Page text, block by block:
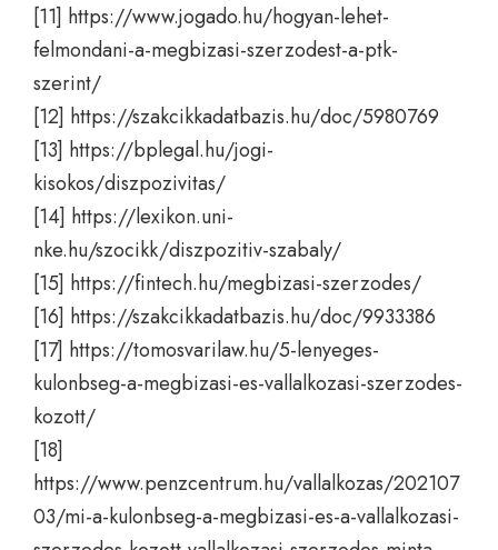
[11] https://www.jogado.hu/hogyan-lehet-
felmondani-a-megbizasi-szerzodest-a-ptk-
szerint/
[12] https://szakcikkadatbazis.hu/doc/5980769
[13] https://bplegal.hu/jogi-
kisokos/diszpozivitas/
[14] https://lexikon.uni-
nke.hu/szocikk/diszpozitiv-szabaly/
[15] https://fintech.hu/megbizasi-szerzodes/
[16] https://szakcikkadatbazis.hu/doc/9933386
[17] https://tomosvarilaw.hu/5-lenyeges-
kulonbseg-a-megbizasi-es-vallalkozasi-szerzodes-
kozott/
[18]
https://www.penzcentrum.hu/vallalkozas/202107
03/mi-a-kulonbseg-a-megbizasi-es-a-vallalkozasi-